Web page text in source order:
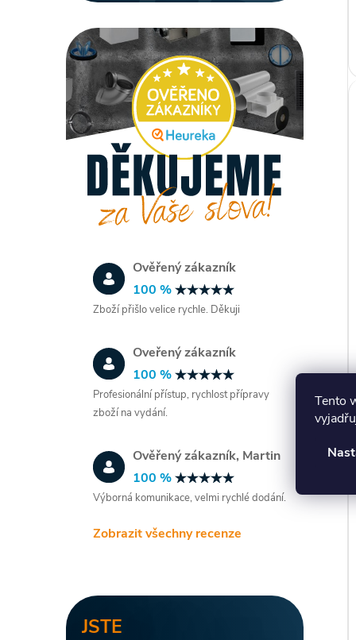
Tento
Ověřený zákazník
100 %
Zboží přišlo velice rychle. Děkuji
Oveřený zákazník
100 %
Profesionální přístup, rychlost přípravy
zboží na vydání.
Ověřený zákazník, Martin
100 %
Výborná komunikace, velmi rychlé dodání.
Zobrazit všechny recenze
JSTE